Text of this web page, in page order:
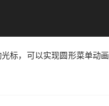
标，可以实现圆形菜单动画